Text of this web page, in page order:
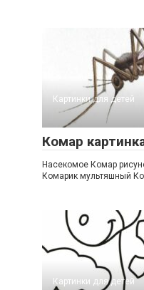
Картинки для детей
Комар
Насекомое Комар
Комарик мультяшный
Картинки для детей